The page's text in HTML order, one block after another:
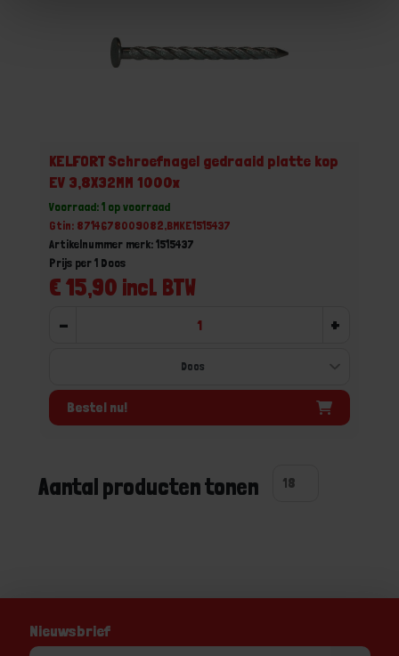
KELFORT Schroefnagel gedraaid platte kop
EV 3,8X32MM 1000x
Voorraad: 1 op voorraad
Gtin: 8714678009082,BMKE1515437
Artikelnummer merk: 1515437
€ 15,90 incl. BTW
Prijs per 1 Doos
- +
Bestel nu!
Aantal producten tonen
Nieuwsbrief